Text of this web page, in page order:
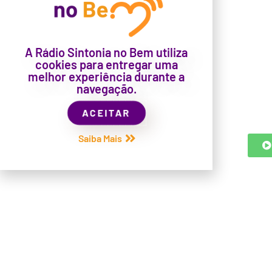
A Rádio Sintonia no Bem utiliza
cookies para entregar uma
melhor experiência durante a
navegação.
ACEITAR
Saiba Mais